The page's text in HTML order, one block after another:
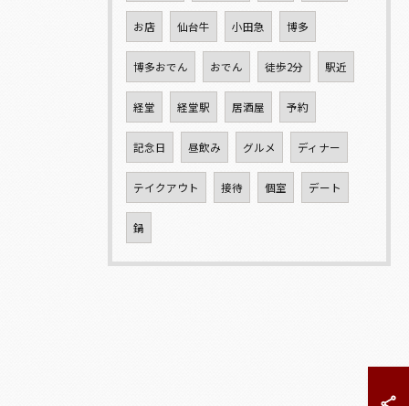
お店 仙台牛 小田急 博多
博多おでん おでん 徒歩2分 駅近
経堂 経堂駅 居酒屋 予約
記念日 昼飲み グルメ ディナー
テイクアウト 接待 個室 デート
鍋